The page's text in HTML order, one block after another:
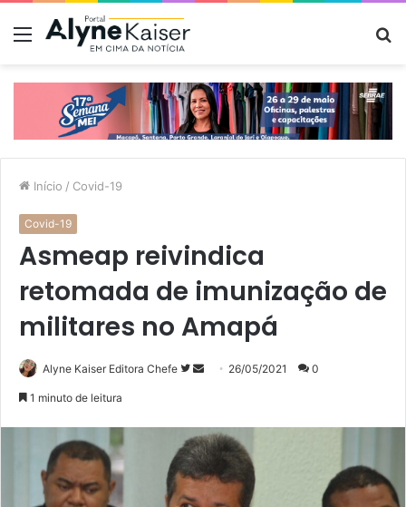
Menu
Início / Covid-19
Covid-19
Asmeap reivindica
retomada de imunização de
militares no Amapá
Alyne Kaiser Editora Chefe
SigaMande
mail
26/05/2021 0
1 minuto de leitura